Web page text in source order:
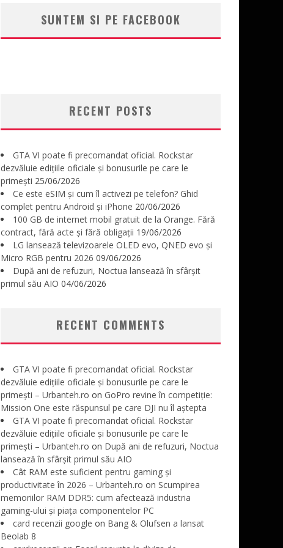
SUNTEM SI PE FACEBOOK
RECENT POSTS
GTA VI poate fi precomandat oficial. Rockstar
dezvăluie edițiile oficiale și bonusurile pe care le
primești 25/06/2026
Ce este eSIM și cum îl activezi pe telefon? Ghid
complet pentru Android și iPhone 20/06/2026
100 GB de internet mobil gratuit de la Orange. Fără
contract, fără acte și fără obligații 19/06/2026
LG lansează televizoarele OLED evo, QNED evo și
Micro RGB pentru 2026 09/06/2026
După ani de refuzuri, Noctua lansează în sfârșit
primul său AIO 04/06/2026
RECENT COMMENTS
GTA VI poate fi precomandat oficial. Rockstar
dezvăluie edițiile oficiale și bonusurile pe care le
primești – Urbanteh.ro on GoPro revine în competiție:
Mission One este răspunsul pe care DJI nu îl aștepta
GTA VI poate fi precomandat oficial. Rockstar
dezvăluie edițiile oficiale și bonusurile pe care le
primești – Urbanteh.ro on După ani de refuzuri, Noctua
lansează în sfârșit primul său AIO
Cât RAM este suficient pentru gaming și
productivitate în 2026 – Urbanteh.ro on Scumpirea
memoriilor RAM DDR5: cum afectează industria
gaming-ului și piața componentelor PC
card recenzii google on Bang & Olufsen a lansat
Beolab 8